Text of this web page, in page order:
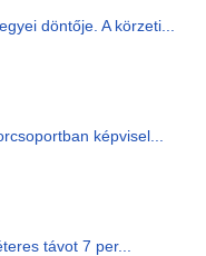
döntője. A körzeti...
képvisel...
távot 7 per...